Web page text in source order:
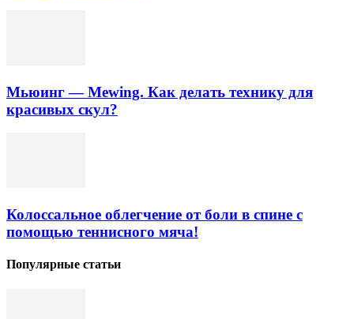
Мьюинг — Mewing. Как делать технику для
красивых скул?
Колоссальное облегчение от боли в спине с
помощью теннисного мяча!
Популярные статьи